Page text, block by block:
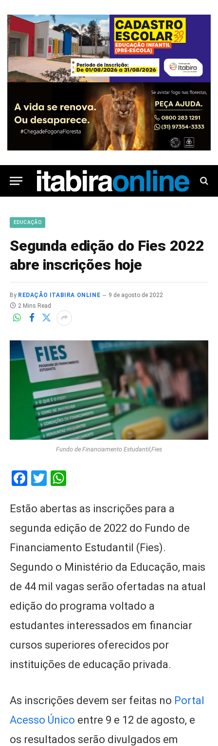
EDUCAÇÃO
Segunda edição do Fies 2022
abre inscrições hoje
By REDAÇÃO ITABIRA ONLINE
9 de agosto de 2022
2 Mins Read
Fundo de Financiamento Estudantil,Fies
Facebook
Twitter
Estão abertas as inscrições para a
segunda edição de 2022 do Fundo de
Financiamento Estudantil (Fies).
Segundo o Ministério da Educação, mais
de 44 mil vagas serão ofertadas na atual
edição do programa voltado a
estudantes interessados em financiar
cursos superiores oferecidos por
instituições de educação privada.
As inscrições devem ser feitas no Portal
Acesso Único entre 9 e 12 de agosto, e
os resultados serão divulgados em